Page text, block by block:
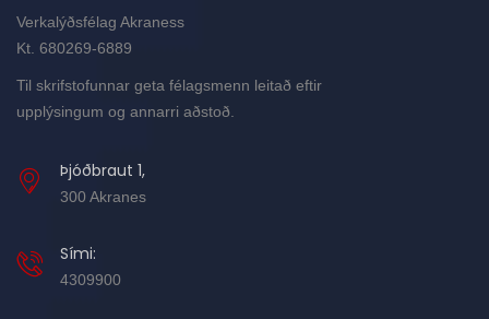
Verkalýðsfélag Akraness
Kt. 680269-6889
Til skrifstofunnar geta félagsmenn leitað eftir
upplýsingum og annarri aðstoð.
Þjóðbraut 1,
300 Akranes
Sími:
4309900